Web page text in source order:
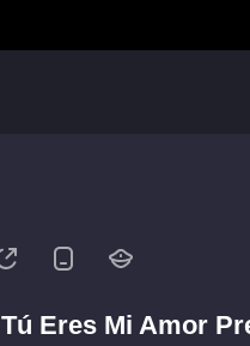
Tú Eres Mi Amor